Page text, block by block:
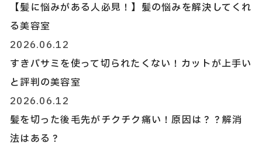
【髪に悩みがある人必見！】髪の悩みを解決してくれ
る美容室
2026.06.12
すきバサミを使って切られたくない！カットが上手い
と評判の美容室
2026.06.12
髪を切った後毛先がチクチク痛い！原因は？？解消
法はある？